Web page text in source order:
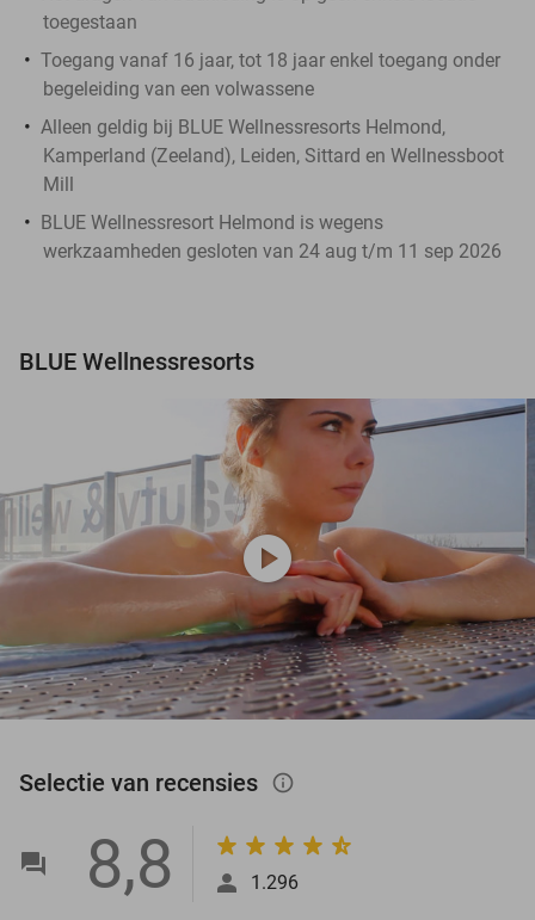
toegestaan
Toegang vanaf 16 jaar, tot 18 jaar enkel toegang onder
begeleiding van een volwassene
Alleen geldig bij BLUE Wellnessresorts Helmond,
Kamperland (Zeeland), Leiden, Sittard en Wellnessboot
Mill
BLUE Wellnessresort Helmond is wegens
werkzaamheden gesloten van 24 aug t/m 11 sep 2026
BLUE Wellnessresorts
play_circle
Selectie van recensies info_outlined
8,8 1.296